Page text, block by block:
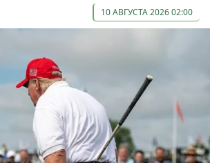
10 АВГУСТА 2026 02:00